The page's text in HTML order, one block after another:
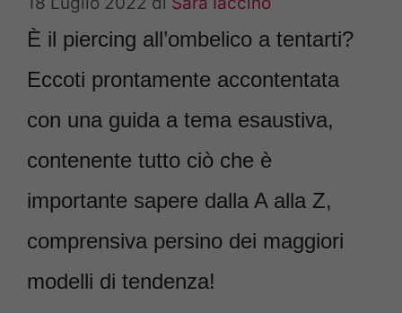
È il piercing all’ombelico a tentarti?
Eccoti prontamente accontentata
con una guida a tema esaustiva,
contenente tutto ciò che è
importante sapere dalla A alla Z,
comprensiva persino dei maggiori
modelli di tendenza!